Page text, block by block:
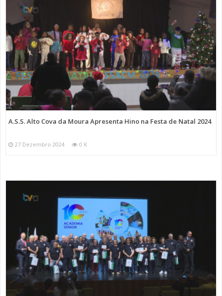
A.S.S. Alto Cova da Moura Apresenta Hino na Festa de Natal 2024
27 Dezembro 2024 0 K